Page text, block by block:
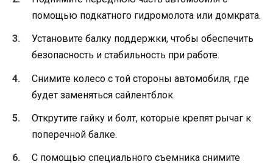
помощью подкатного гидромолота или домкрата.
Установите балку поддержки, чтобы обеспечить
безопасность и стабильность при работе.
Снимите колесо с той стороны автомобиля, где
будет заменяться сайлентблок.
Открутите гайку и болт, которые крепят рычаг к
поперечной балке.
С помощью специального съемника снимите